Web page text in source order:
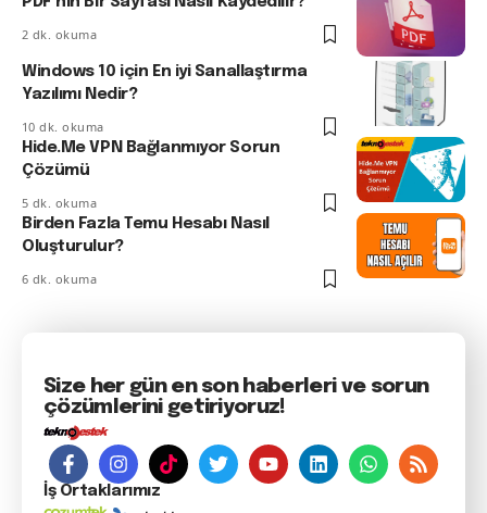
2 dk. okuma
Windows 10 için En iyi Sanallaştırma
Yazılımı Nedir?
10 dk. okuma
Hide.Me VPN Bağlanmıyor Sorun
Çözümü
5 dk. okuma
Birden Fazla Temu Hesabı Nasıl
Oluşturulur?
6 dk. okuma
Size her gün en son haberleri ve sorun
çözümlerini getiriyoruz!
İş Ortaklarımız